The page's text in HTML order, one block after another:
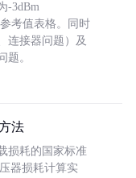
-3dBm
考值表格。同时
连接器问题）及
题。
法
损耗的国家标准
器损耗计算实